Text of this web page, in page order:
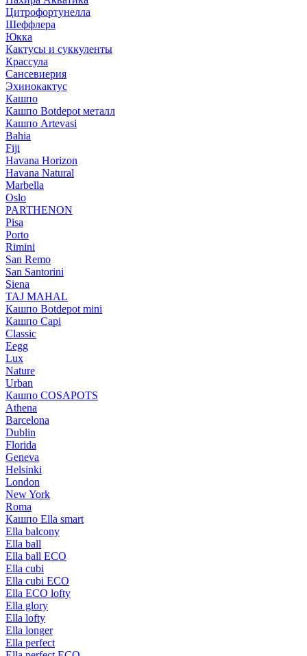
Цитрофортунелла
Шеффлера
Юкка
Кактусы и суккуленты
Крассула
Сансевиерия
Эхинокактус
Кашпо
Кашпо Botdepot металл
Кашпо Artevasi
Bahia
Fiji
Havana Horizon
Havana Natural
Marbella
Oslo
PARTHENON
Pisa
Porto
Rimini
San Remo
San Santorini
Siena
TAJ MAHAL
Кашпо Botdepot mini
Кашпо Capi
Classic
Eegg
Lux
Nature
Urban
Кашпо COSAPOTS
Athena
Barcelona
Dublin
Florida
Geneva
Helsinki
London
New York
Roma
Кашпо Ella smart
Ella balcony
Ella ball
Ella ball ECO
Ella cubi
Ella cubi ECO
Ella ECO lofty
Ella glory
Ella lofty
Ella longer
Ella perfect